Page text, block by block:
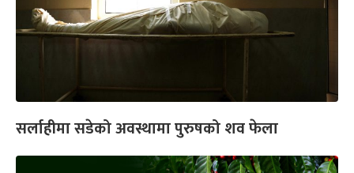
सर्लाहीमा सडेको अवस्थामा पुरुषको शव फेला